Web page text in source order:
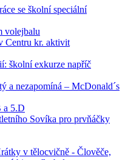
se školní speciální
volejbalu
Centru kr. aktivit
školní exkurze napříč
a nezapomíná – McDonald´s
a 5.D
Sovíka pro prvňáčky
v tělocvičně - Člověče,